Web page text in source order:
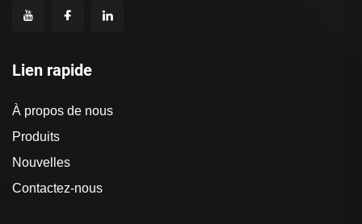
Lien rapide
À propos de nous
Produits
Nouvelles
Contactez-nous